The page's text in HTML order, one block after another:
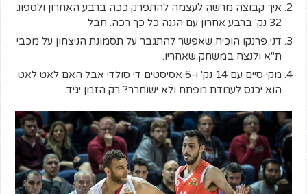
איך קבוצה מרשה לעצמה להתפרק ככה ברבע האחרון ולספוג
32 נק' ברבע אחרון עם הגנה כל כך רכה. חבל
דני פרנקו הוכיח שאפשר להתגבר על תסמונת הניצחון על מכבי
ת"א ולנצח במשחק שאחריו.
מקי סיים עם 14 נק' ו-5 אסיסטים די סולדי אבל האם לאט לאט
הוא יכנס לעמדת מפתח ולא ישוחרר? רק הזמן יגיד.